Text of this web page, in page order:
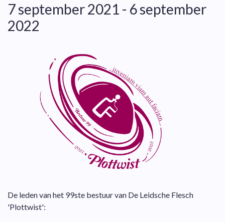
7 september 2021 - 6 september
2022
De leden van het 99ste bestuur van De Leidsche Flesch
'Plottwist':